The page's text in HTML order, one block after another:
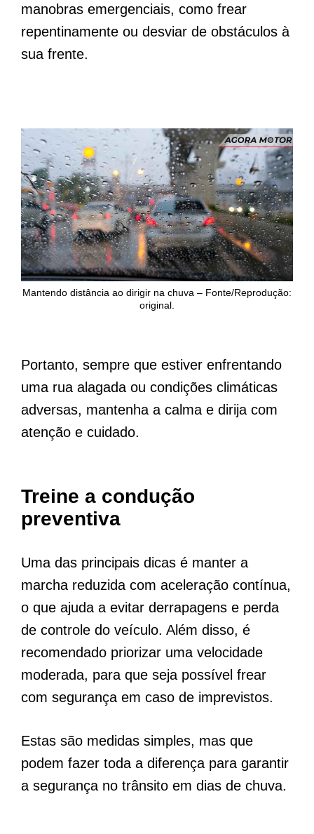
manobras emergenciais, como frear
repentinamente ou desviar de obstáculos à
sua frente.
Mantendo distância ao dirigir na chuva – Fonte/Reprodução:
original.
Portanto, sempre que estiver enfrentando
uma rua alagada ou condições climáticas
adversas, mantenha a calma e dirija com
atenção e cuidado.
Treine a condução
preventiva
Uma das principais dicas é manter a
marcha reduzida com aceleração contínua,
o que ajuda a evitar derrapagens e perda
de controle do veículo. Além disso, é
recomendado priorizar uma velocidade
moderada, para que seja possível frear
com segurança em caso de imprevistos.
Estas são medidas simples, mas que
podem fazer toda a diferença para garantir
a segurança no trânsito em dias de chuva.